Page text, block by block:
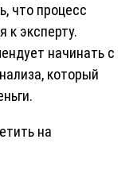
что процесс
к эксперту.
начинать с
который
на